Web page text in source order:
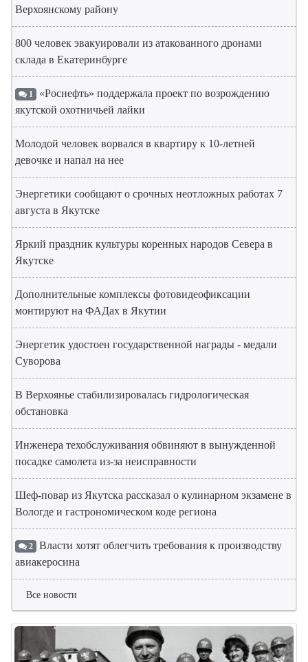
Верхоянскому району
800 человек эвакуировали из атакованного дронами
склада в Екатеринбурге
1 «Роснефть» поддержала проект по возрождению
якутской охотничьей лайки
Молодой человек ворвался в квартиру к 10-летней
девочке и напал на нее
Энергетики сообщают о срочных неотложных работах 7
августа в Якутске
Яркий праздник культуры коренных народов Севера в
Якутске
Дополнительные комплексы фотовидеофиксации
монтируют на ФАДах в Якутии
Энергетик удостоен государственной награды - медали
Суворова
В Верхоянье стабилизировалась гидрологическая
обстановка
Инженера техобслуживания обвиняют в вынужденной
посадке самолета из-за неисправности
Шеф-повар из Якутска рассказал о кулинарном экзамене в
Вологде и гастрономическом коде региона
2 Власти хотят облегчить требования к производству
авиакеросина
Все новости